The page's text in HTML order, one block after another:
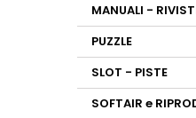
MANUALI -
PUZZLE
SLOT - PISTE
SOFTAIR e